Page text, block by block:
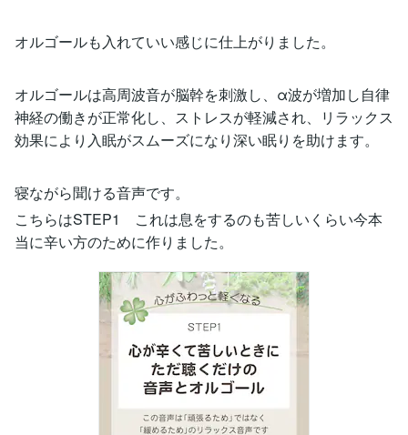
オルゴールも入れていい感じに仕上がりました。
オルゴールは高周波音が脳幹を刺激し、α波が増加し自律
神経の働きが正常化し、ストレスが軽減され、リラックス
効果により入眠がスムーズになり深い眠りを助けます。
寝ながら聞ける音声です。
こちらはSTEP1 これは息をするのも苦しいくらい今本
当に辛い方のために作りました。